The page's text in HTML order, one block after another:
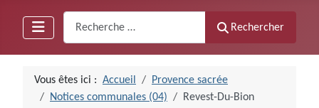
Rechercher
Vous êtes ici : Accueil
Provence sacrée
Notices communales (04)
Revest-Du-Bion